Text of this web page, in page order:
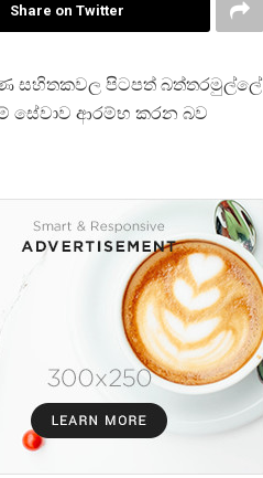
Share on Twitter
සහිතකවල පිටපත් බත්තරමුල්ලේ
සේවාව ආරම්භ කරන බව